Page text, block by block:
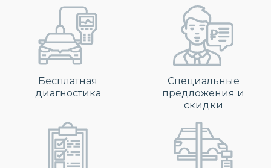
Бесплатная
диагностика
Специальные
предложения и
скидки